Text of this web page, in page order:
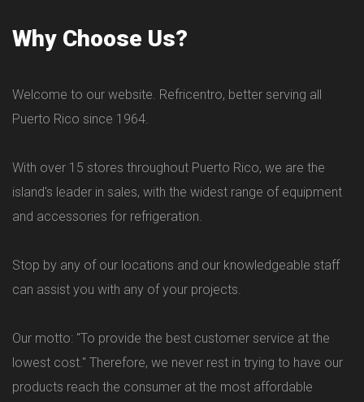
Yes
Yes
Sensor (Odor)
Yes
Yes
Why Choose Us?
Welcome to our website. Refricentro, better serving all
Puerto Rico since 1964.
With over 15 stores throughout Puerto Rico, we are the
island's leader in sales, with the widest range of equipment
and accessories for refrigeration.
Stop by any of our locations and our knowledgeable staff
can assist you with any of your projects.
Our motto: "To provide the best customer service at the
lowest cost." Therefore, we never rest in trying to have our
products reach the consumer at the most affordable